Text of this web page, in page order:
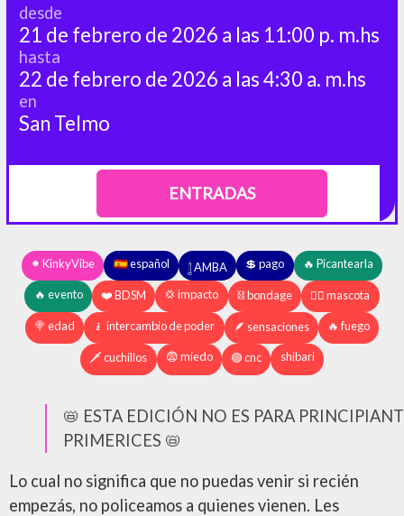
desde
21 de febrero de 2026 a las 11:00 p. m.hs
hasta
22 de febrero de 2026 a las 4:30 a. m.hs
en
San Telmo
ENTRADAS
⚫︎ KinkyVibe 🇪🇸 español 𓉶 AMBA 💲 pago 🔥 Picantearla
🔥 evento ❤️ BDSM 💢 impacto ⛓️ bondage 🐕‍🦺 mascota
🍭 edad 🧎 intercambio de poder 🪶 sensaciones 🔥 fuego
🗡️ cuchillos 😨 miedo 🟢 cnc shibari
📛 ESTA EDICIÓN NO ES PARA
PRIMERICES 📛
Lo cual no significa que no puedas venir si recién
empezás, no policeamos a quienes vienen. Les